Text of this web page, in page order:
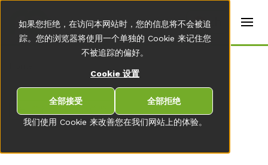
我们使用 Cookie 来改善您在我们网站上的体验。
如果您拒绝，在访问本网站时，您的信息将不会被追
踪。您的浏览器将使用一个单独的 Cookie 来记住您
不被追踪的偏好。
Cookie 设置
全部接受 全部拒绝
t
r
s
li
s
)
zh